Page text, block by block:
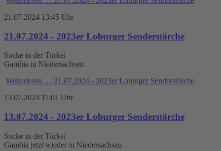
21.07.2024 13:45 Uhr
21.07.2024 - 2023er Loburger Senderstörche
Socke in der Türkei
Gambia in Niedersachsen
Weiterlesen … 21.07.2024 - 2023er Loburger Senderstörche
13.07.2024 11:01 Uhr
13.07.2024 - 2023er Loburger Senderstörche
Socke in der Türkei
Gambia jetzt wieder in Niedersachsen